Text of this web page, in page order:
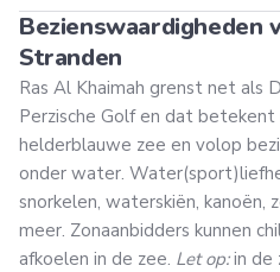
Bezienswaardigheden
Stranden
Ras Al Khaimah grenst net als
Perzische Golf en dat
helderblauwe zee en volop
onder water.
snorkelen, waterskiën, kanoën,
meer. Zonaanbidders kunnen
afkoelen in de zee. Let op:in de